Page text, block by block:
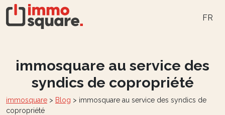
FR
immosquare au service des
syndics de copropriété
immosquare > Blog > immosquare au service des syndics de
copropriété